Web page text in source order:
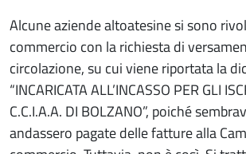
Alcune aziende altoatesine si sono
commercio con la richiesta di
circolazione, su cui viene riportata la
“INCARICATA ALL’INCASSO PER GLI
C.C.I.A.A. DI BOLZANO”, poiché
andassero pagate delle fatture alla